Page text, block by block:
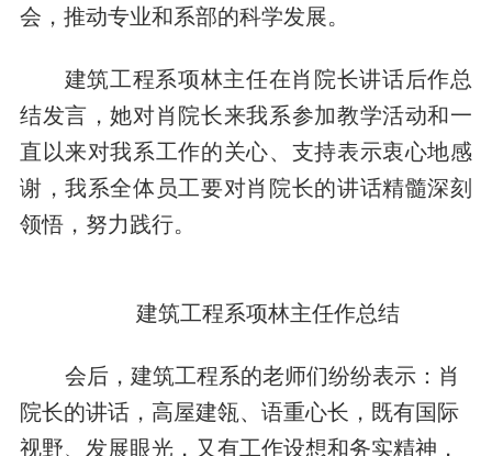
会，推动专业和系部的科学发展。
建筑工程系项林主任在肖院长讲话后作总
结发言，她对肖院长来我系参加教学活动和一
直以来对我系工作的关心、支持表示衷心地感
谢，我系全体员工要对肖院长的讲话精髓深刻
领悟，努力践行。
建筑工程系项林主任作总结
会后，建筑工程系的老师们纷纷表示：肖
院长的讲话，高屋建瓴、语重心长，既有国际
视野、发展眼光，又有工作设想和务实精神，